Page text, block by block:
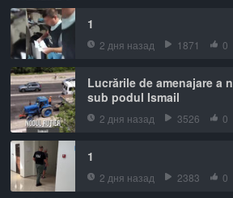
1
2 дня назад 1871 0
Lucrările de amenajare a
sub podul Ismail
2 дня назад 3526 0
1
2 дня назад 2383 0